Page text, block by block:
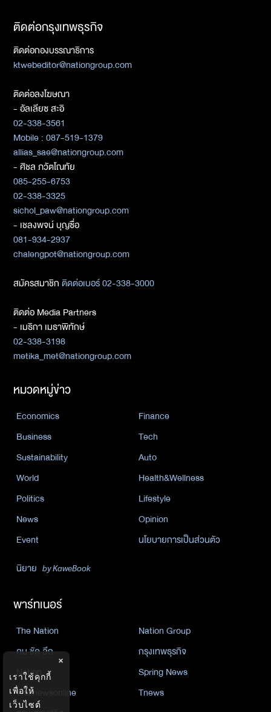
ติดต่อกรุงเทพธุรกิจ
ติดต่อกองบรรณาธิการ
ktwebeditor@nationgroup.com
ติดต่อลงโฆษณา
- อัลเลียซ สะอิ
02-338-3561
Mobile : 087-519-1379
allias_sae@nationgroup.com
- ศิชล ภวัตโณทัย
085-255-6753
02-338-3325
sichol_paw@nationgroup.com
- เชลงพจน์ บุญซื่อ
081-934-2937
chalengpot@nationgroup.com
สมัครสมาชิกติดต่อเบอร์ 02-338-3000
ติดต่อ Media Partners
- เมธิกา เมธาพิทักษ์
02-338-3198
metika_met@nationgroup.com
หมวดหมู่ข่าว
Economics
Finance
Business
Tech
Sustainability
Auto
World
Health&Wellness
Politics
Lifestyle
News
Opinion
Event
นโยบายการเป็นส่วนตัว
นิยาย by KaweBook
พาร์ทเนอร์
The Nation
Nation Group
คม ชัด ลึก
กรุงเทพธุรกิจ
Nation
Spring News
Thainewsonline
Tnews
×
เราใช้คุกกี้
เพื่อให้
เว็บไซต์